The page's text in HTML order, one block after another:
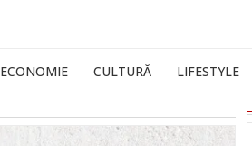
ECONOMIE CULTURĂ LIFESTYLE